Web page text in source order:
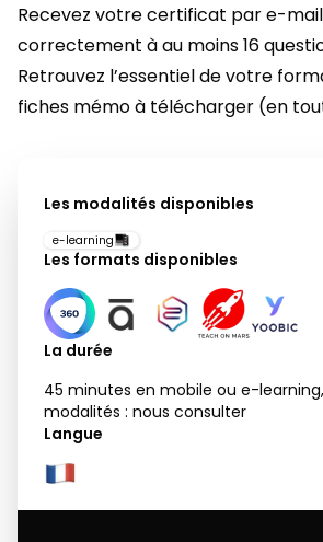
Recevez votre certificat par e-
correctement à au moins 16
Retrouvez l’essentiel de votre
fiches mémo à télécharger (en
Les modalités disponibles
e-learning
Les formats disponibles
La durée
45 minutes en mobile ou e-
modalités : nous consulter
Langue